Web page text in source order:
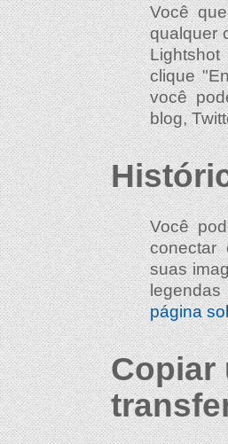
Você
qualquer
clique
você
blog,
Você
conectar
suas
página
Copiar